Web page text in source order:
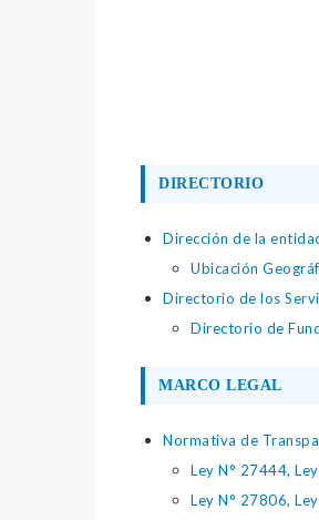
DIRECTORIO
Dirección de la
Ubicación
Directorio de los
Directorio de
MARCO LEGAL
Normativa de
Ley N° 27444,
Ley N° 27806,